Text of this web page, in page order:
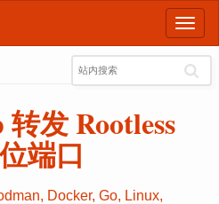
内
发 Rootless
端口
, Docker, Go, Linux,